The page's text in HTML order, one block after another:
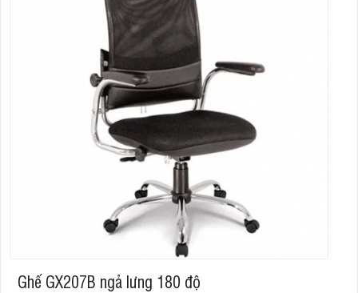
Ghế GX207B ngả lưng 180 độ